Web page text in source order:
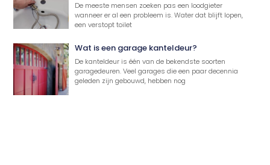
De meeste mensen zoeken pas een loodgieter
wanneer er al een probleem is. Water dat blijft lopen,
een verstopt toilet
Wat is een garage kanteldeur?
De kanteldeur is één van de bekendste soorten
garagedeuren. Veel garages die een paar decennia
geleden zijn gebouwd, hebben nog